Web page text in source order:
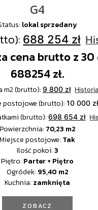
G4
lokal sprzedany
688 254 zł
cena brutto z 30
688254 zł.
m2 (brutto): 9 800 zł Historia
postojowe (brutto): 10 000 zł
(brutto):698 654 zł
Powierzchnia: 70,23
Miejsce postojowe: Tak
Ilość pokoi:3
Piętro: Parter + Piętro
Ogródek: 95,40
Kuchnia: zamknięta
ZOBACZ